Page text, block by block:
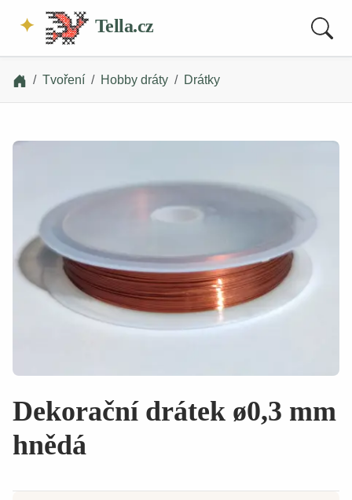
Tella.cz
Tvoření Hobby dráty Drátky
Dekorační drátek ø0,3 mm
hnědá